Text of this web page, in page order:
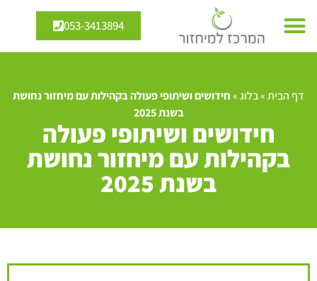
053-3413894
דף הבית»בלוג»חידושים ושיתופי פעולה בקהילות עם מיחזור נחושת
בשנת 2025
חידושים ושיתופי פעולה
בקהילות עם מיחזור נחושת
בשנת 2025